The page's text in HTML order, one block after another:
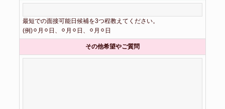
最短での面接可能日候補を3つ程教えてください。
(例)⚪︎月⚪︎日、⚪︎月⚪︎日、⚪︎月⚪︎日
その他希望やご質問